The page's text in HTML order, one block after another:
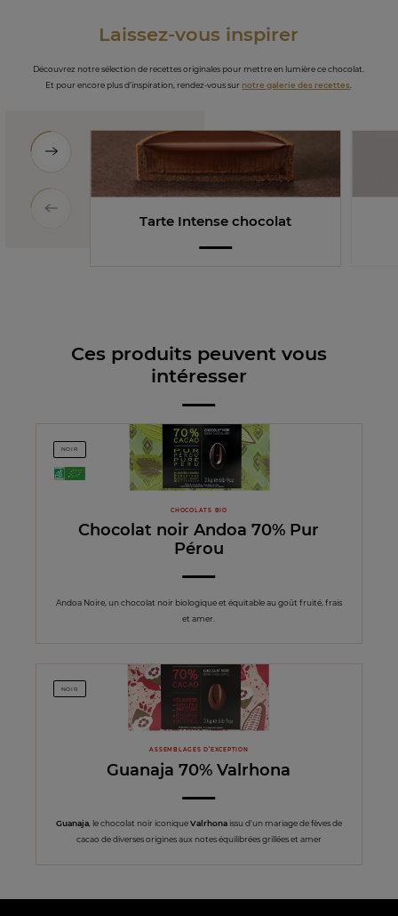
Laissez-vous inspirer
Découvrez notre sélection de recettes originales pour mettre en lumière ce chocolat.
Et pour encore plus d’inspiration, rendez-vous surnotre galerie des recettes.
Tarte Intense chocolat
Ces produits peuvent vous
intéresser
NOIR
CHOCOLATS BIO
Chocolat noir Andoa 70% Pur
Pérou
Andoa Noire, un chocolat noir biologique et équitable au goût fruité, frais
et amer.
NOIR
ASSEMBLAGES D’EXCEPTION
Guanaja 70% Valrhona
Guanaja, le chocolat noir iconiqueValrhonaissu d'un mariage de fèves de
cacao de diverses origines aux notes équilibrées grillées et amer